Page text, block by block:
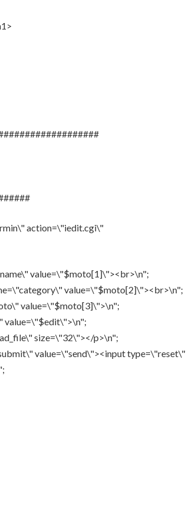
action=\"iedit.cgi\"
value=\"$moto[1]\"><br>\n";
value=\"$moto[2]\"><br>\n";
value=\"$moto[3]\">\n";
value=\"$edit\">\n";
size=\"32\"></p>\n";
value=\"send\"><input type=\"reset\"